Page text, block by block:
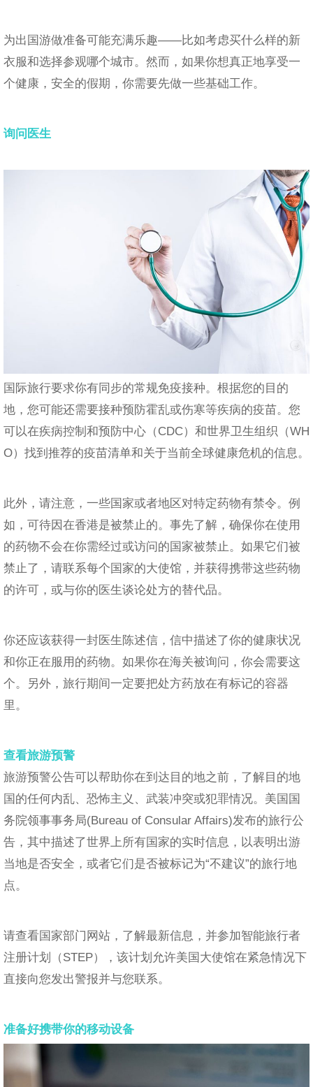
为出国游做准备可能充满乐趣——比如考虑买什么样的新
衣服和选择参观哪个城市。然而，如果你想真正地享受一
个健康，安全的假期，你需要先做一些基础工作。
询问医生
国际旅行要求你有同步的常规免疫接种。根据您的目的
地，您可能还需要接种预防霍乱或伤寒等疾病的疫苗。您
可以在疾病控制和预防中心（CDC）和世界卫生组织（WH
O）找到推荐的疫苗清单和关于当前全球健康危机的信息。
此外，请注意，一些国家或者地区对特定药物有禁令。例
如，可待因在香港是被禁止的。事先了解，确保你在使用
的药物不会在你需经过或访问的国家被禁止。如果它们被
禁止了，请联系每个国家的大使馆，并获得携带这些药物
的许可，或与你的医生谈论处方的替代品。
你还应该获得一封医生陈述信，信中描述了你的健康状况
和你正在服用的药物。如果你在海关被询问，你会需要这
个。另外，旅行期间一定要把处方药放在有标记的容器
里。
查看旅游预警
旅游预警公告可以帮助你在到达目的地之前，了解目的地
国的任何内乱、恐怖主义、武装冲突或犯罪情况。美国国
务院领事事务局(Bureau of Consular Affairs)发布的旅行公
告，其中描述了世界上所有国家的实时信息，以表明出游
当地是否安全，或者它们是否被标记为“不建议”的旅行地
点。
请查看国家部门网站，了解最新信息，并参加智能旅行者
注册计划（STEP），该计划允许美国大使馆在紧急情况下
直接向您发出警报并与您联系。
准备好携带你的移动设备